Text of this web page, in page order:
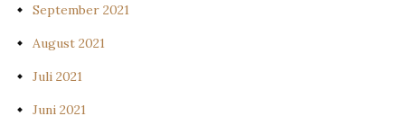
September 2021
August 2021
Juli 2021
Juni 2021